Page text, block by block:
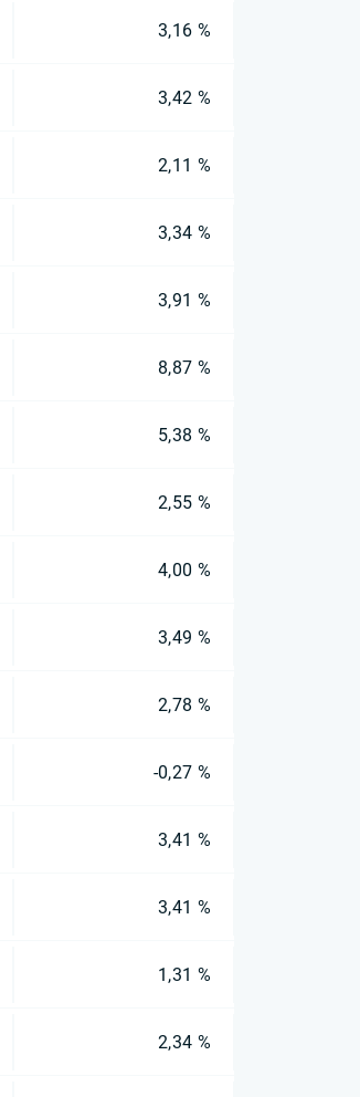
3,16 %
3,42 %
2,11 %
3,34 %
3,91 %
8,87 %
5,38 %
2,55 %
4,00 %
3,49 %
2,78 %
-0,27 %
3,41 %
3,41 %
1,31 %
2,34 %